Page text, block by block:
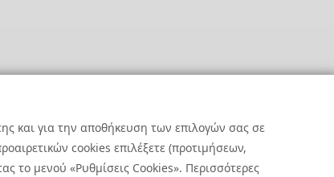
και για την αποθήκευση των επιλογών σας σε
cookies επιλέξετε (προτιμήσεων,
το μενού «Ρυθμίσεις Cookies». Περισσότερες